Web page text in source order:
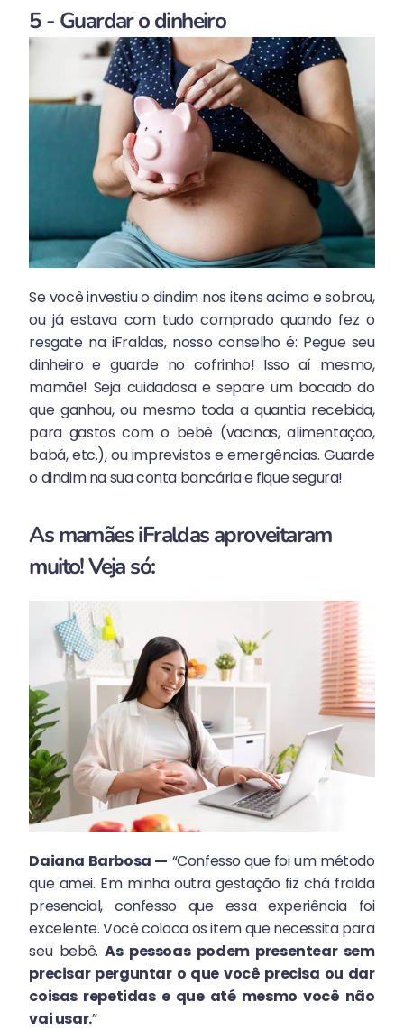
5 - Guardar o dinheiro
Se você investiu o dindim nos itens acima e sobrou,
ou já estava com tudo comprado quando fez o
resgate na iFraldas, nosso conselho é: Pegue seu
dinheiro e guarde no cofrinho! Isso aí mesmo,
mamãe! Seja cuidadosa e separe um bocado do
que ganhou, ou mesmo toda a quantia recebida,
para gastos com o bebê (vacinas, alimentação,
babá, etc.), ou imprevistos e emergências. Guarde
o dindim na sua conta bancária e fique segura!
As mamães iFraldas aproveitaram
muito! Veja só:
Daiana Barbosa — “Confesso que foi um método
que amei. Em minha outra gestação fiz chá fralda
presencial, confesso que essa experiência foi
excelente. Você coloca os item que necessita para
seu bebê.As pessoas podem presentear sem
precisar perguntar o que você precisa ou dar
coisas repetidas e que até mesmo você não
vai usar.”